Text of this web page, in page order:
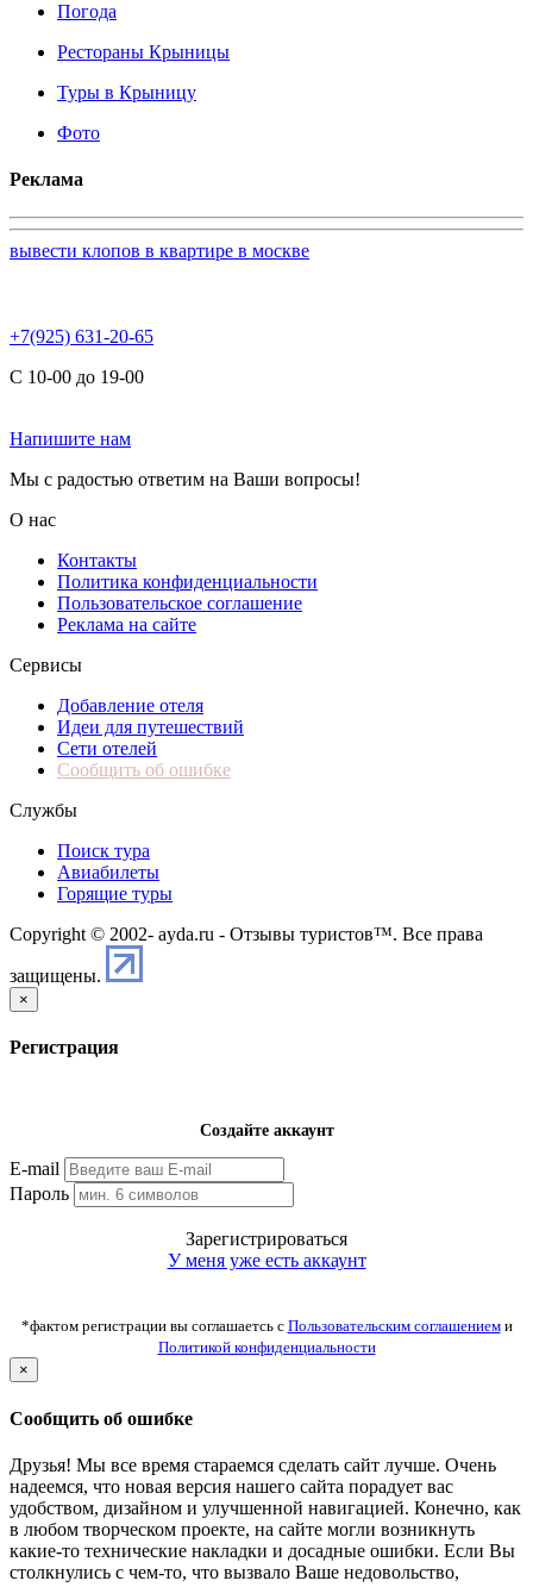
Погода
Рестораны Крыницы
Туры в Крыницу
Фото
Реклама
вывести клопов в квартире в москве
+7(925) 631-20-65
С 10-00 до 19-00
Напишите нам
Мы с радостью ответим на Ваши вопросы!
О нас
Контакты
Политика конфиденциальности
Пользовательское соглашение
Реклама на сайте
Сервисы
Добавление отеля
Идеи для путешествий
Сети отелей
Сообщить об ошибке
Службы
Поиск тура
Авиабилеты
Горящие туры
Copyright © 2002- ayda.ru - Отзывы туристов™. Все права
защищены.
×
Регистрация
Создайте аккаунт
E-mail
Пароль
Зарегистрироваться
У меня уже есть аккаунт
*фактом регистрации вы соглашаетсь с Пользовательским соглашениеми
Политикой конфиденциальности
×
Сообщить об ошибке
Друзья! Мы все время стараемся сделать сайт лучше. Очень
надеемся, что новая версия нашего сайта порадует вас
удобством, дизайном и улучшенной навигацией. Конечно, как
в любом творческом проекте, на сайте могли возникнуть
какие-то технические накладки и досадные ошибки. Если Вы
столкнулись с чем-то, что вызвало Ваше недовольство,